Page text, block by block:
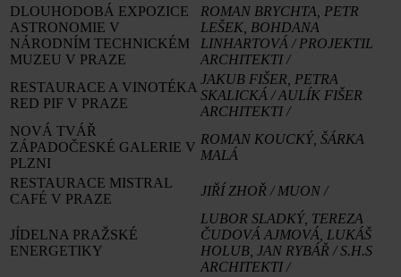
DLOUHODOBÁ EXPOZICE
ASTRONOMIE V
NÁRODNÍM TECHNICKÉM
MUZEU V PRAZE
ROMAN BRYCHTA, PETR
LEŠEK, BOHDANA
LINHARTOVÁ / PROJEKTIL
ARCHITEKTI /
RESTAURACE A VINOTÉKA
RED PIF V PRAZE
JAKUB FIŠER, PETRA
SKALICKÁ / AULÍK FIŠER
ARCHITEKTI /
NOVÁ TVÁŘ
ZÁPADOČESKÉ GALERIE V
PLZNI
ROMAN KOUCKÝ, ŠÁRKA
MALÁ
RESTAURACE MISTRAL
CAFÉ V PRAZE
JIŘÍ ZHOŘ / MUON /
JÍDELNA PRAŽSKÉ
ENERGETIKY
LUBOR SLADKÝ, TEREZA
ČUDOVÁ AJMOVÁ, LUKÁŠ
HOLUB, JAN RYBÁŘ / S.H.S
ARCHITEKTI /